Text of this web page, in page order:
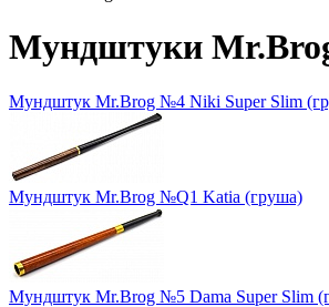
Мундштуки
Мундштук Mr.Brog №4 Niki Super Slim
Мундштук Mr.Brog №Q1 Katia (груша)
Мундштук Mr.Brog №5 Dama Super Slim